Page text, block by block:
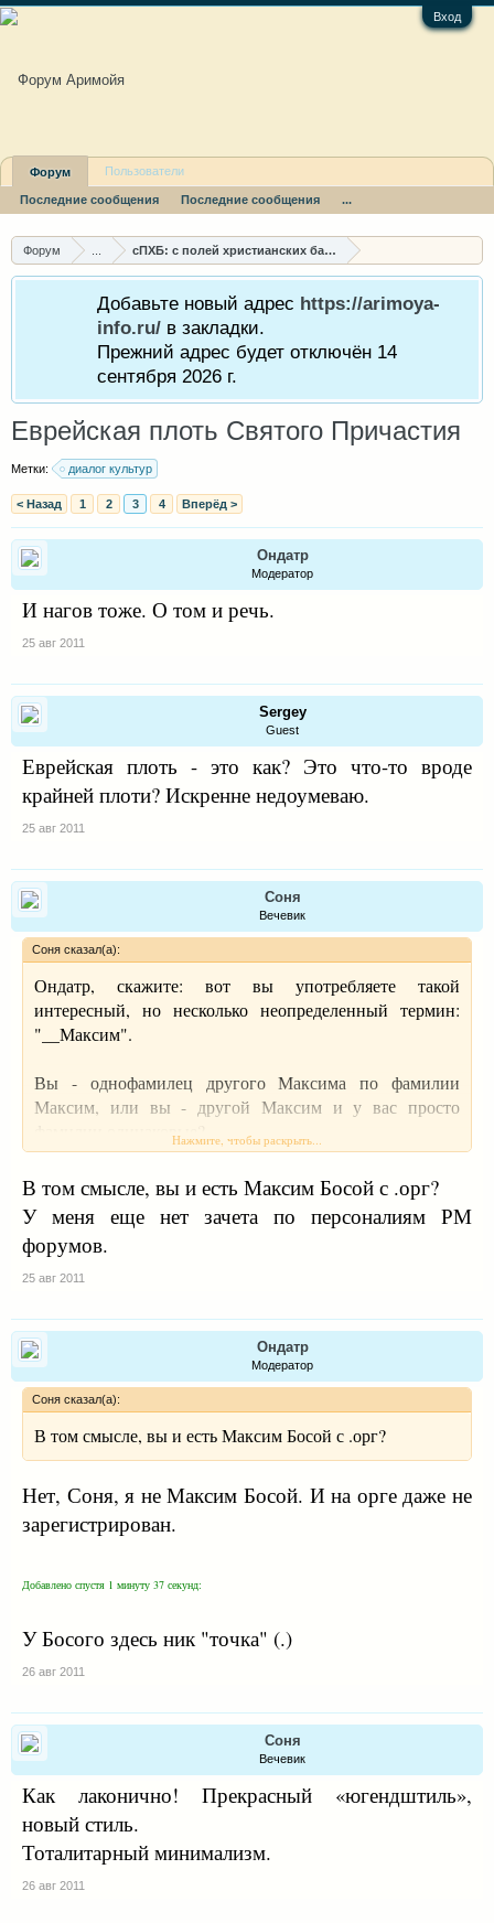
Вход
Форум сПХБ: с полей христианских баталий
Добавьте новый адрес https://arimoya-
info.ru/ в закладки.
Прежний адрес будет отключён 14
сентября 2026 г.
Еврейская плоть Святого Причастия
Метки: диалог культур
< Назад 1 2 3 4 Вперёд >
Ондатр
Модератор
И нагов тоже. О том и речь.
25 авг 2011
Sergey
Guest
Еврейская плоть - это как? Это что-то вроде
крайней плоти? Искренне недоумеваю.
25 авг 2011
Соня
Вечевик
Соня сказал(а):
Ондатр, скажите: вот вы употребляете такой
интересный, но несколько неопределенный термин:
"__Максим".
Вы - однофамилец другого Максима по фамилии
Максим, или вы - другой Максим и у вас просто
фамилии одинаковые?
(я сознаю, что Максим Максиму рознь; что Максим
Максимыч оттого и стал в глазах имп. Николая Палыча
"героем нашего времени", что сам породил сам себя в
чине штабс-капитана.
Нажмите, чтобы раскрыть...
В том смысле, вы и есть Максим Босой с .орг?
У меня еще нет зачета по персоналиям РМ
форумов.
25 авг 2011
Ондатр
Модератор
Соня сказал(а):
В том смысле, вы и есть Максим Босой с .орг?
Нет, Соня, я не Максим Босой. И на орге даже не
зарегистрирован.
Добавлено спустя 1 минуту 37 секунд:
У Босого здесь ник "точка" (.)
26 авг 2011
Соня
Вечевик
Как лаконично! Прекрасный «югендштиль»,
новый стиль.
Тоталитарный минимализм.
26 авг 2011
Форум
Последние сообщения Последние сообщения ...
Пользователи